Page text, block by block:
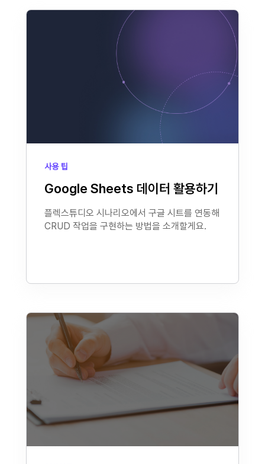
사용 팁
Google Sheets 데이터 활용하기
플렉스튜디오 시나리오에서 구글 시트를 연동해
CRUD 작업을 구현하는 방법을 소개할게요.